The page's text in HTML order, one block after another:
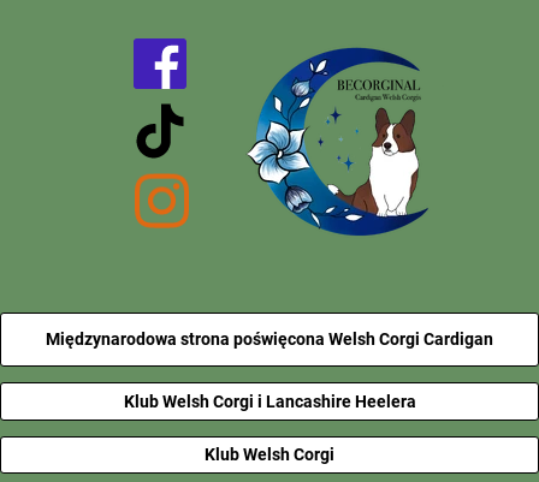
Klub Welsh Corgi
Międzynarodowa strona poświęcona Welsh Corgi Cardigan
Klub Welsh Corgi i Lancashire Heelera